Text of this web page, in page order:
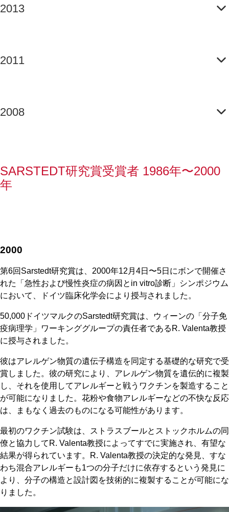
2013
2011
2008
SARSTEDT研究賞受賞者 1986年〜2000
年
2000
第6回Sarstedt研究賞は、2000年12月4日〜5日にボンで開催さ
れた「急性および慢性炎症の病因とin vitro診断」シンポジウム
において、ドイツ臨床化学会により授与されました。
50,000ドイツマルクのSarstedt研究賞は、ウィーンの「分子免
疫病理学」ワーキンググループの責任者であるR. Valenta教授
に授与されました。
彼はアレルゲン物質の遺伝子構造を同定する基礎的な研究で受
賞しました。彼の研究により、アレルゲン物質を遺伝的に複製
し、それを使用してアレルギーと戦うワクチンを製造すること
が可能になりました。花粉や食物アレルギーなどの不快な反応
は、まもなく過去のものになる可能性があります。
最初のワクチン試験は、ストラスブールとストックホルムの同
僚と協力してR. Valenta教授によってすでに実施され、有望な
結果が得られています。R. Valenta教授の決定的な発見、すな
わち混合アレルギーも1つの分子だけに依存するという発見に
より、分子の構造と設計図を技術的に複製することが可能にな
りました。